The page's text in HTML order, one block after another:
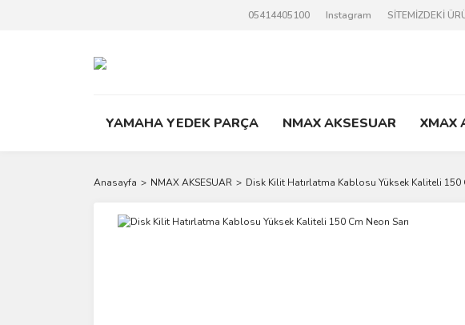
05414405100 Instagram SİTEMİZDEKİ
YAMAHA YEDEK PARÇA NMAX AKSESUAR XMAX
Anasayfa NMAX AKSESUAR Disk Kilit Hatırlatma Kablosu Yüksek Kaliteli 150